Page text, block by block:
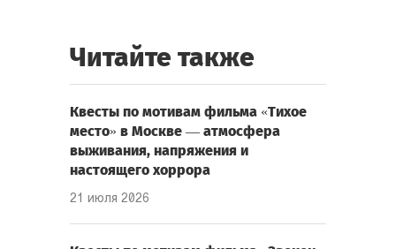
Читайте также
Квесты по мотивам фильма «Тихое
место» в Москве — атмосфера
выживания, напряжения и
настоящего хоррора
21 июля 2026